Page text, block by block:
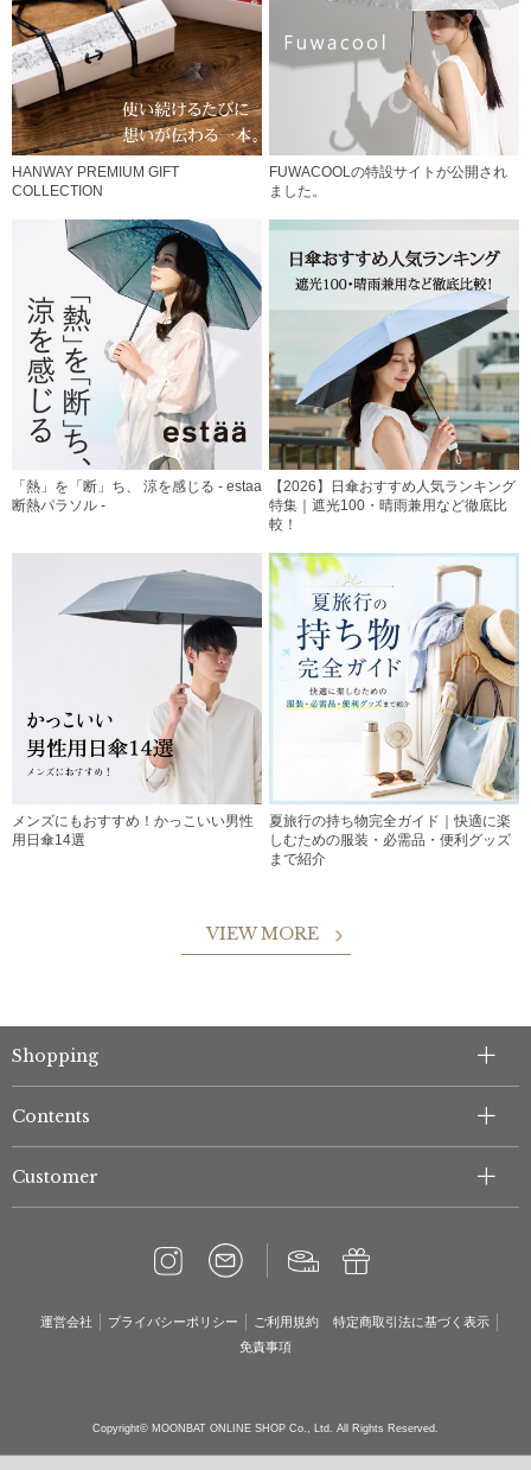
HANWAY PREMIUM GIFT
COLLECTION
FUWACOOLの特設サイトが公開され
ました。
「熱」を「断」ち、 涼を感じる - estaa
断熱パラソル -
【2026】日傘おすすめ人気ランキング
特集｜遮光100・晴雨兼用など徹底比
較！
メンズにもおすすめ！かっこいい男性
用日傘14選
夏旅行の持ち物完全ガイド｜快適に楽
しむための服装・必需品・便利グッズ
まで紹介
VIEW MORE
Shopping
Contents
Customer
運営会社 プライバシーポリシー ご利用規約
特定商取引法に基づく表示
免責事項
Copyright© MOONBAT ONLINE SHOP Co., Ltd. All Rights Reserved.